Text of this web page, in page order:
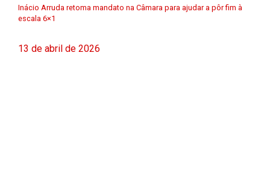
Inácio Arruda retoma mandato na Câmara para ajudar a pôr fim à
escala 6×1
13 de abril de 2026